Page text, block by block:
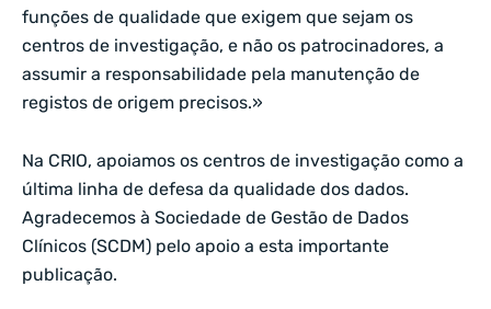
funções de qualidade que exigem que sejam os
centros de investigação, e não os patrocinadores, a
assumir a responsabilidade pela manutenção de
registos de origem precisos.»
Na CRIO, apoiamos os centros de investigação como a
última linha de defesa da qualidade dos dados.
Agradecemos à Sociedade de Gestão de Dados
Clínicos (SCDM) pelo apoio a esta importante
publicação.